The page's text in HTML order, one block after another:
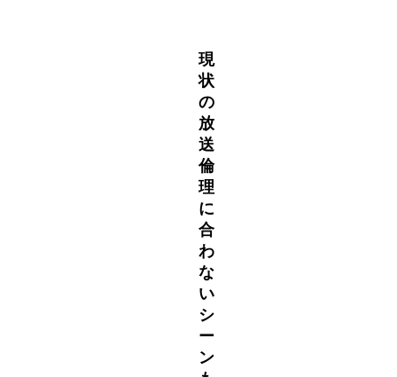
現
状
の
放
送
倫
理
に
合
わ
な
い
シ
ー
ン